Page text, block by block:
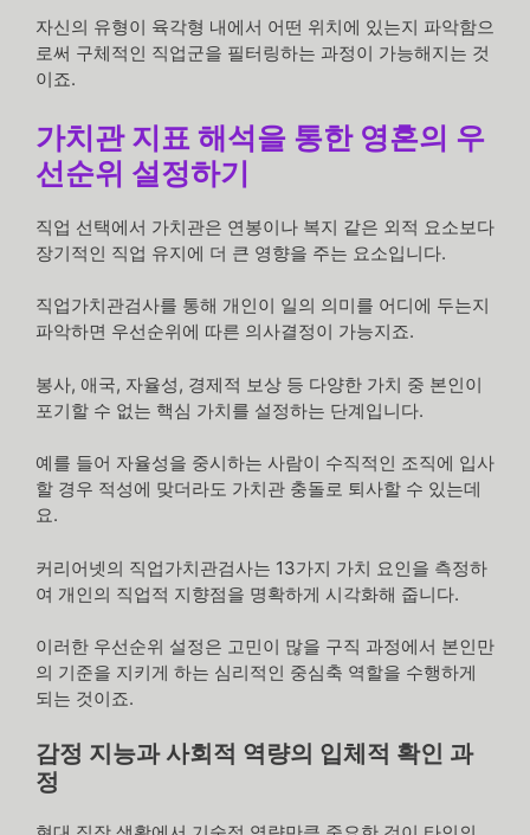
자신의 유형이 육각형 내에서 어떤 위치에 있는지 파악함으
로써 구체적인 직업군을 필터링하는 과정이 가능해지는 것
이죠.
가치관 지표 해석을 통한 영혼의 우
선순위 설정하기
직업 선택에서 가치관은 연봉이나 복지 같은 외적 요소보다
장기적인 직업 유지에 더 큰 영향을 주는 요소입니다.
직업가치관검사를 통해 개인이 일의 의미를 어디에 두는지
파악하면 우선순위에 따른 의사결정이 가능지죠.
봉사, 애국, 자율성, 경제적 보상 등 다양한 가치 중 본인이
포기할 수 없는 핵심 가치를 설정하는 단계입니다.
예를 들어 자율성을 중시하는 사람이 수직적인 조직에 입사
할 경우 적성에 맞더라도 가치관 충돌로 퇴사할 수 있는데
요.
커리어넷의 직업가치관검사는 13가지 가치 요인을 측정하
여 개인의 직업적 지향점을 명확하게 시각화해 줍니다.
이러한 우선순위 설정은 고민이 많을 구직 과정에서 본인만
의 기준을 지키게 하는 심리적인 중심축 역할을 수행하게
되는 것이죠.
감정 지능과 사회적 역량의 입체적 확인 과
정